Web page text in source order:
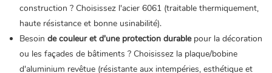
construction ? Choisissez l'acier 6061 (traitable thermiquement,
haute résistance et bonne usinabilité).
Besoin de couleur et d'une protection durablepour la décoration
ou les façades de bâtiments ? Choisissez la plaque/bobine
d'aluminium revêtue (résistante aux intempéries, esthétique et